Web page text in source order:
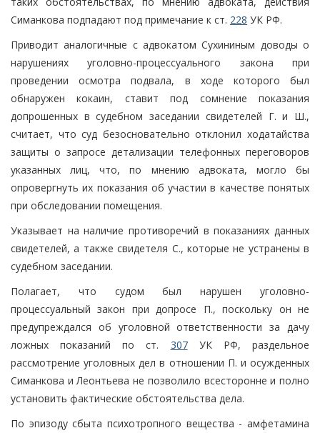
Симанкова подпадают под примечание к ст. 228 УК РФ.
Приводит аналогичные с адвокатом Сухининым доводы о
нарушениях уголовно-процессуального закона при
проведении осмотра подвала, в ходе которого был
обнаружен кокаин, ставит под сомнение показания
допрошенных в судебном заседании свидетелей Г. и Ш.,
считает, что суд безосновательно отклонил ходатайства
защиты о запросе детализации телефонных переговоров
указанных лиц, что, по мнению адвоката, могло бы
опровергнуть их показания об участии в качестве понятых
при обследовании помещения.
Указывает на наличие противоречий в показаниях данных
свидетелей, а также свидетеля С., которые не устранены в
судебном заседании.
Полагает, что судом был нарушен уголовно-
процессуальный закон при допросе П., поскольку он не
предупреждался об уголовной ответственности за дачу
ложных показаний по ст. 307УК РФ, раздельное
рассмотрение уголовных дел в отношении П. и осужденных
Симанкова и Леонтьева не позволило всесторонне и полно
установить фактические обстоятельства дела.
По эпизоду сбыта психотропного вещества - амфетамина